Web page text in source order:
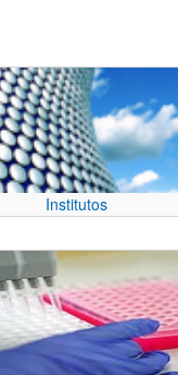
Institutos